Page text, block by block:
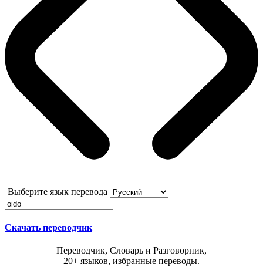
Выберите язык перевода
Скачать переводчик
Переводчик, Словарь и Разговорник,
20+ языков, избранные переводы.